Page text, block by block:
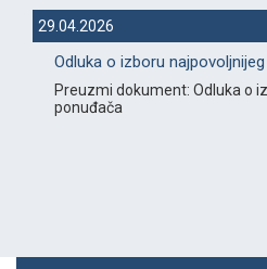
29.04.2026
Odluka o izboru
Preuzmi dokument: Odluka o
ponuđača